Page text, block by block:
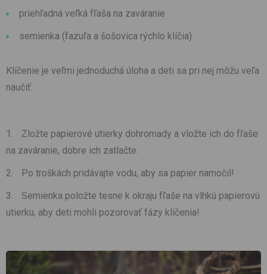
priehľadná veľká fľaša na zaváranie
semienka (fazuľa a šošovica rýchlo klíčia)
Klíčenie je veľmi jednoduchá úloha a deti sa pri nej môžu veľa
naučiť:
Zložte papierové utierky dohromady a vložte ich do fľaše
na zaváranie, dobre ich zatlačte.
Po troškách pridávajte vodu, aby sa papier namočil!
Semienka položte tesne k okraju fľaše na vlhkú papierovú
utierku, aby deti mohli pozorovať fázy klíčenia!